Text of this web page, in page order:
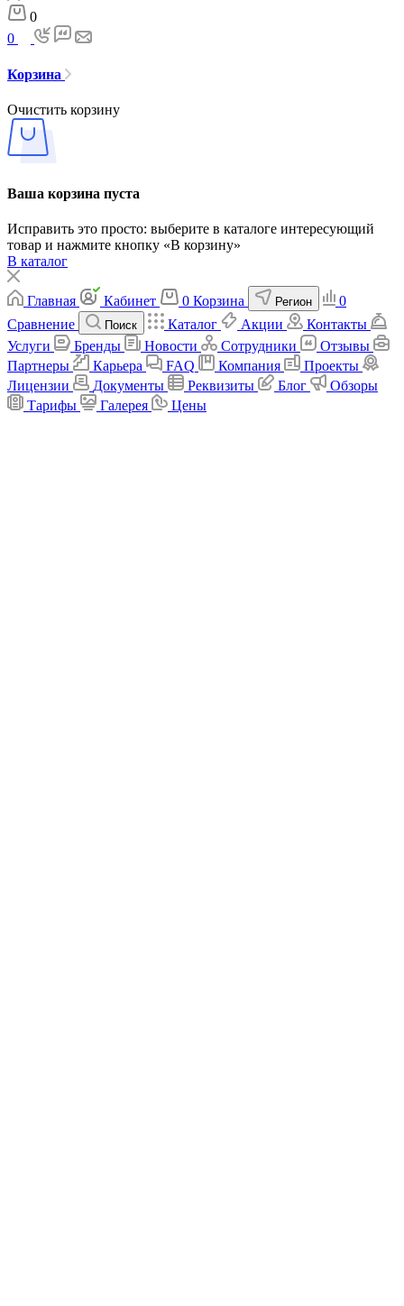
0
0
Корзина
Очистить корзину
Ваша корзина пуста
Исправить это просто: выберите в каталоге интересующий
товар и нажмите кнопку «В корзину»
В каталог
Главная Кабинет 0 Корзина Регион
0
Сравнение
Поиск Каталог Акции
Контакты
Услуги
Бренды Новости Сотрудники
Отзывы
Партнеры
Карьера FAQ Компания
Проекты
Лицензии
Документы Реквизиты Блог
Обзоры
Тарифы
Галерея Цены